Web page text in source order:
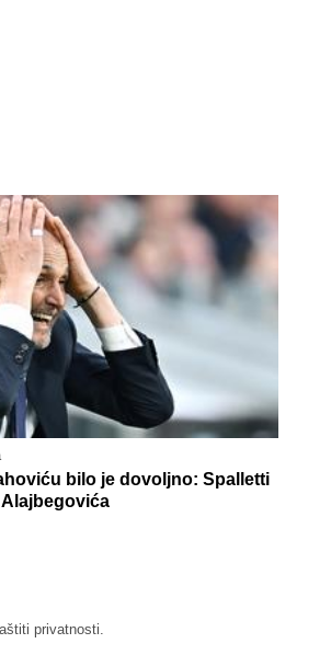
bilo je dovoljno: Spalletti
privatnosti.